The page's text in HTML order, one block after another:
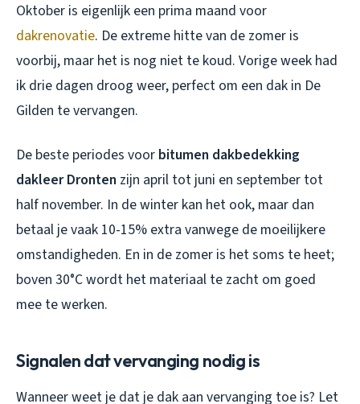
Oktober is eigenlijk een prima maand voor
dakrenovatie. De extreme hitte van de zomer is
voorbij, maar het is nog niet te koud. Vorige week had
ik drie dagen droog weer, perfect om een dak in De
Gilden te vervangen.
De beste periodes voor bitumen dakbedekking
dakleer Dronten zijn april tot juni en september tot
half november. In de winter kan het ook, maar dan
betaal je vaak 10-15% extra vanwege de moeilijkere
omstandigheden. En in de zomer is het soms te heet;
boven 30°C wordt het materiaal te zacht om goed
mee te werken.
Signalen dat vervanging nodig is
Wanneer weet je dat je dak aan vervanging toe is? Let